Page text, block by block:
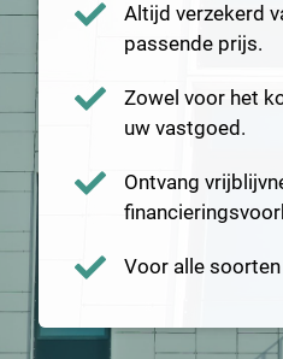
Altijd verzekerd
passende prijs.
Zowel voor het
uw vastgoed.
Ontvang
Voor alle